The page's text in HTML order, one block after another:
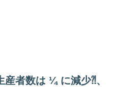
者数は ¼ に減少⁈、